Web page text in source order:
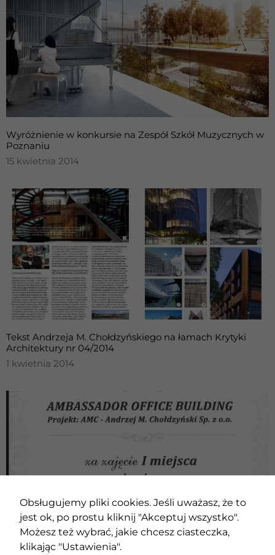
Wyróżnienie w konkursie na Zespół Szkół Muzycznych w
Poznaniu
15 kwietnia 2014
Tekst Andrzeja M. Chołdzyńskiego na łamach Krytyki
Architektury nr 04/2014
1 kwietnia 2014
I miejsce w Konkursie „Obiekt roku” Aluprof – 2014, dla
budynku Kronos Ambassador w Warszawie
Obsługujemy pliki cookies. Jeśli uważasz, że to
jest ok, po prostu kliknij "Akceptuj wszystko".
Możesz też wybrać, jakie chcesz ciasteczka,
klikając "Ustawienia".